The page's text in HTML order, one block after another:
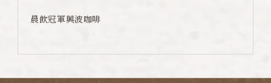
晨飲冠軍興波咖啡